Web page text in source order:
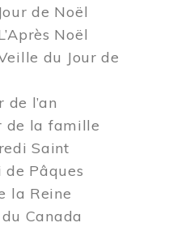
de Noël
Noël
du Jour de
l’an
de la famille
Saint
Pâques
la Reine
Canada